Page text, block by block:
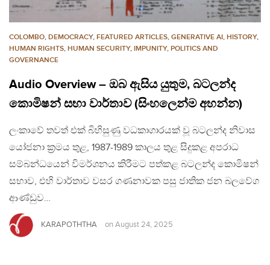
COLOMBO, DEMOCRACY, FEATURED ARTICLES, GENERATIVE AI, HISTORY,
HUMAN RIGHTS, HUMAN SECURITY, IMPUNITY, POLITICS AND
GOVERNANCE
Audio Overview – ඔබ ඇසිය යුතුම, බටලන්ද
කොමිෂන් සභා වාර්තාව (සිංහලෙන්ම අහන්න)
ලංකාවේ තවත් එක් බිහිසුණු වධකාගාරයක් වූ බටලන්ද නිවාස
යෝජනා ක්‍රමය තුළ, 1987-1989 කාලය තුළ සිදුකළ අපරාධ
සම්බන්ධයෙන් විමර්ශනය කිරීමට පත්කළ බටලන්ද කොමිෂන්
සභාව, එහි වාර්තාව වසර ගණනාවක පසු ජාතික ජන බලවේග
ආණ්ඩුව…
KARAPOTHTHA on August 24, 2025